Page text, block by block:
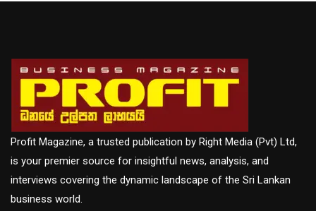
Profit Magazine, a trusted publication by Right Media (Pvt) Ltd,
is your premier source for insightful news, analysis, and
interviews covering the dynamic landscape of the Sri Lankan
business world.